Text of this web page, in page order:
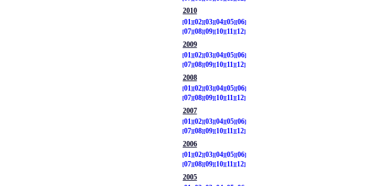
2010
01
02 03 04 05 06
07 08 09 10 11
12
2009
01
02 03 04 05 06
07 08 09 10 11
12
2008
01
02 03 04 05 06
07 08 09 10 11
12
2007
01
02 03 04 05 06
07 08 09 10 11
12
2006
01
02 03 04 05 06
07 08 09 10 11
12
2005